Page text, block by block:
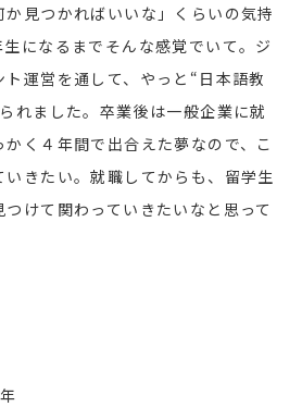
見つかればいいな」くらいの気持
になるまでそんな感覚でいて。ジ
運営を通して、やっと“日本語教
れました。卒業後は一般企業に就
く４年間で出合えた夢なので、こ
きたい。就職してからも、留学生
けて関わっていきたいなと思って